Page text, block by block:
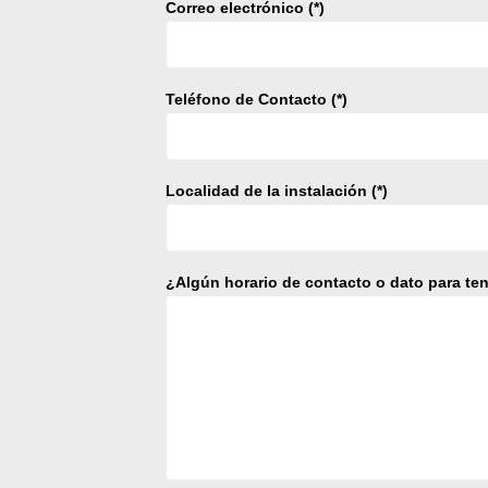
Correo electrónico (*)
Teléfono de Contacto (*)
Localidad de la instalación (*)
¿Algún horario de contacto o dato para